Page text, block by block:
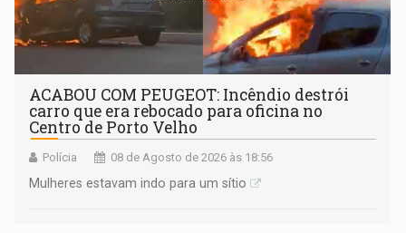
ACABOU COM PEUGEOT: Incêndio destrói
carro que era rebocado para oficina no
Centro de Porto Velho
Polícia 08 de Agosto de 2026 às 18:56
Mulheres estavam indo para um sítio